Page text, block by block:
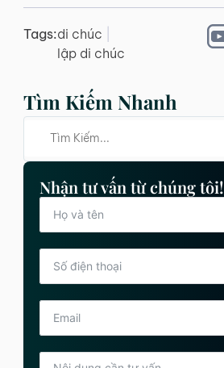
Tags:di chúc
lập di chúc
Tìm Kiếm Nhanh
Nhận tư vấn từ chúng tôi!